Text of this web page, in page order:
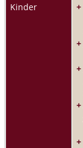
Kinder
+
+
+
+
+